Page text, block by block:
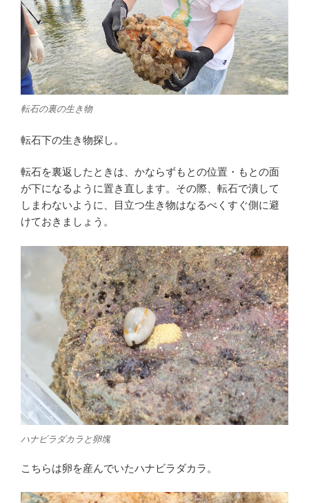
転石の裏の生き物
転石下の生き物探し。
転石を裏返したときは、かならずもとの位置・もとの面
が下になるように置き直します。その際、転石で潰して
しまわないように、目立つ生き物はなるべくすぐ側に避
けておきましょう。
ハナビラダカラと卵塊
こちらは卵を産んでいたハナビラダカラ。